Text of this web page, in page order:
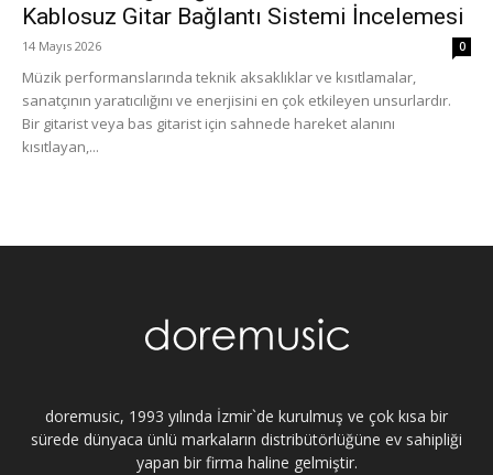
Kablosuz Gitar Bağlantı Sistemi İncelemesi
14 Mayıs 2026 0
Müzik performanslarında teknik aksaklıklar ve kısıtlamalar,
sanatçının yaratıcılığını ve enerjisini en çok etkileyen unsurlardır.
Bir gitarist veya bas gitarist için sahnede hareket alanını
kısıtlayan,...
doremusic, 1993 yılında İzmir`de kurulmuş ve çok kısa bir
sürede dünyaca ünlü markaların distribütörlüğüne ev sahipliği
yapan bir firma haline gelmiştir.